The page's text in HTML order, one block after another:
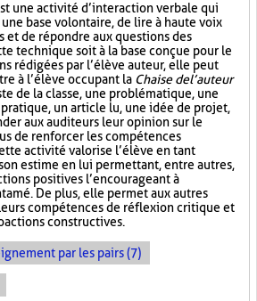
une activité d’interaction verbale qui
base volontaire, de lire à haute voix
et de répondre aux questions des
technique soit à la base conçue pour le
rédigées par l’élève auteur, elle peut
à l’élève occupant la Chaise de l’auteur
de la classe, une problématique, une
un article lu, une idée de projet,
aux auditeurs leur opinion sur le
de renforcer les compétences
activité valorise l’élève en tant
estime en lui permettant, entre autres,
positives l’encourageant à
De plus, elle permet aux autres
compétences de réflexion critique et
constructives.
par les pairs (7)